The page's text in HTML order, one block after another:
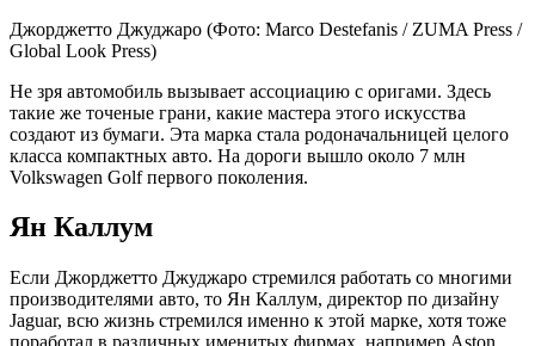
Джорджетто Джуджаро (Фото: Marco Destefanis / ZUMA Press /
Global Look Press)
Не зря автомобиль вызывает ассоциацию с оригами. Здесь
такие же точеные грани, какие мастера этого искусства
создают из бумаги. Эта марка стала родоначальницей целого
класса компактных авто. На дороги вышло около 7 млн
Volkswagen Golf первого поколения.
Ян Каллум
Если Джорджетто Джуджаро стремился работать со многими
производителями авто, то Ян Каллум, директор по дизайну
Jaguar, всю жизнь стремился именно к этой марке, хотя тоже